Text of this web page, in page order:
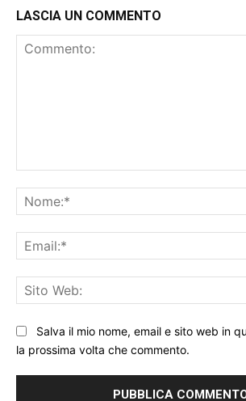
LASCIA UN COMMENTO
Salva il mio nome, email e sito web in
la prossima volta che commento.